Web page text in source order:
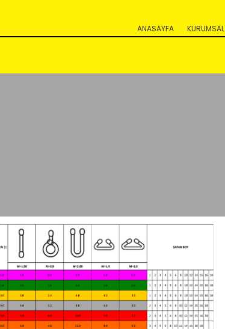
KURUMSAL
ANASAYFA